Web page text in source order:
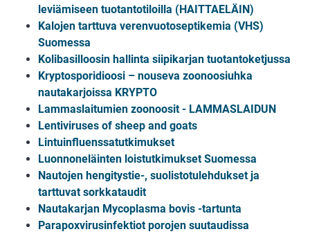
leviämiseen tuotantotiloilla (HAITTAELÄIN)
Kalojen tarttuva verenvuotoseptikemia (VHS)
Suomessa
Kolibasilloosin hallinta siipikarjan tuotantoketjussa
Kryptosporidioosi – nouseva zoonoosiuhka
nautakarjoissa KRYPTO
Lammaslaitumien zoonoosit - LAMMASLAIDUN
Lentiviruses of sheep and goats
Lintuinfluenssatutkimukset
Luonnoneläinten loistutkimukset Suomessa
Nautojen hengitystie-, suolistotulehdukset ja
tarttuvat sorkkataudit
Nautakarjan Mycoplasma bovis -tartunta
Parapoxvirusinfektiot porojen suutaudissa